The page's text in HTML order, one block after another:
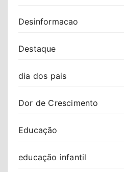
Desinformacao
Destaque
dia dos pais
Dor de Crescimento
Educação
educação infantil